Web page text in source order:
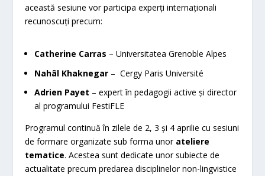
această sesiune vor participa experți internaționali
recunoscuți precum:
Catherine Carras – Universitatea Grenoble Alpes
Nahâl Khaknegar – Cergy Paris Université
Adrien Payet – expert în pedagogii active și director
al programului FestiFLE
Programul continuă în zilele de 2, 3 și 4 aprilie cu sesiuni
de formare organizate sub forma unor ateliere
tematice. Acestea sunt dedicate unor subiecte de
actualitate precum predarea disciplinelor non-lingvistice